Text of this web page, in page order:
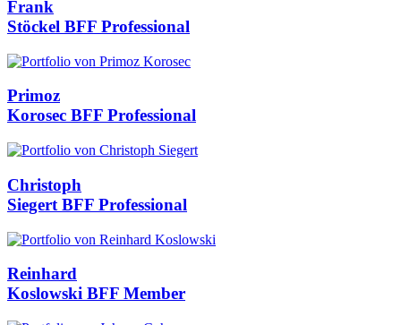
Frank
Stöckel BFF Professional
Primoz
Korosec BFF Professional
Christoph
Siegert BFF Professional
Reinhard
Koslowski BFF Member